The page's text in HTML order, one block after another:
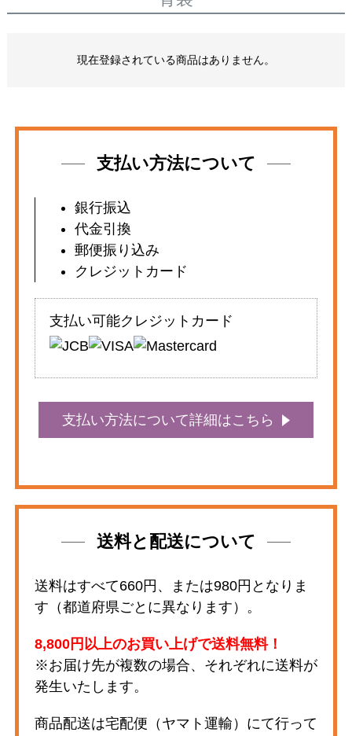
現在登録されている商品はありません。
支払い方法について
銀行振込
代金引換
郵便振り込み
クレジットカード
支払い可能クレジットカード
支払い方法について詳細はこちら
送料と配送について
送料はすべて660円、または980円となりま
す（都道府県ごとに異なります）。
8,800円以上のお買い上げで送料無料！
※お届け先が複数の場合、それぞれに送料が
発生いたします。
商品配送は宅配便（ヤマト運輸）にて行って